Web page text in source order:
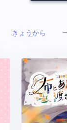
きょうから